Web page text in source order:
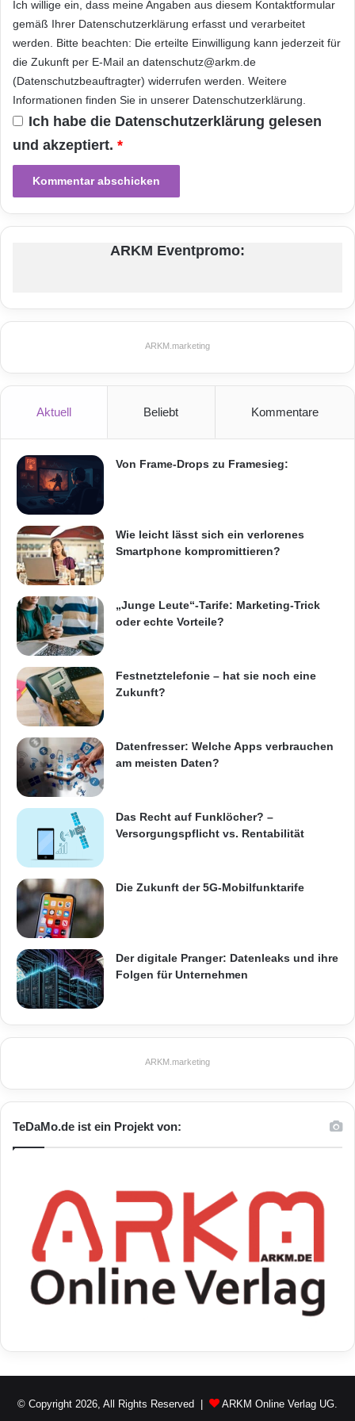
deutlich besser.
Wer sparen will, der fährt mit dem
COMPUTERBILD-Preis-Leistungs-Sieger gut:
Der Asus VW227D (Testergebnis: 2,40; Preis:
87 Euro) zeigt eine ordentliche Bildqualität, hat
aber nur einen analogen VGA-Eingang.
Mehr Tests unter:www.computerbild.de/tests
Informationstechnik
Ich willige ein, dass meine Angaben aus diesem Kontaktformular
gemäß Ihrer Datenschutzerklärung erfasst und verarbeitet
werden. Bitte beachten: Die erteilte Einwilligung kann jederzeit für
die Zukunft per E-Mail an datenschutz@arkm.de
(Datenschutzbeauftragter) widerrufen werden. Weitere
Informationen finden Sie in unserer Datenschutzerklärung.
Ich habe die Datenschutzerklärung gelesen
und akzeptiert. *
ARKM Eventpromo:
ARKM.marketing
Aktuell Beliebt Kommentare
Von Frame-Drops zu Framesieg:
Wie leicht lässt sich ein verlorenes
Smartphone kompromittieren?
„Junge Leute“-Tarife: Marketing-Trick
oder echte Vorteile?
Festnetztelefonie – hat sie noch eine
Zukunft?
Datenfresser: Welche Apps verbrauchen
am meisten Daten?
Das Recht auf Funklöcher? –
Versorgungspflicht vs. Rentabilität
Die Zukunft der 5G-Mobilfunktarife
Der digitale Pranger: Datenleaks und ihre
Folgen für Unternehmen
ARKM.marketing
TeDaMo.de ist ein Projekt von:
© Copyright 2026, All Rights Reserved | ARKM Online Verlag UG.